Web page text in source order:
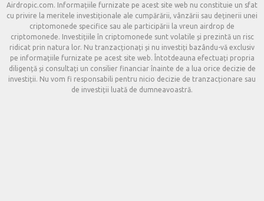
Airdropic.com. Informațiile furnizate pe acest site web nu constituie un sfat
cu privire la meritele investiționale ale cumpărării, vânzării sau deținerii unei
criptomonede specifice sau ale participării la vreun airdrop de
criptomonede. Investițiile în criptomonede sunt volatile și prezintă un risc
ridicat prin natura lor. Nu tranzacționați și nu investiți bazându-vă exclusiv
pe informațiile furnizate pe acest site web. Întotdeauna efectuați propria
diligență și consultați un consilier financiar înainte de a lua orice decizie de
investiții. Nu vom fi responsabili pentru nicio decizie de tranzacționare sau
de investiții luată de dumneavoastră.